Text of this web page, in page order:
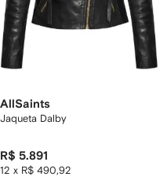
AllSaints
Jaqueta Dalby
R$ 5.891
12 x R$ 490,92